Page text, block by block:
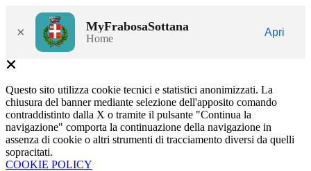
× MyFrabosaSottana
Home
Apri
Questo sito utilizza cookie tecnici e statistici anonimizzati. La
chiusura del banner mediante selezione dell'apposito comando
contraddistinto dalla X o tramite il pulsante "Continua la
navigazione" comporta la continuazione della navigazione in
assenza di cookie o altri strumenti di tracciamento diversi da quelli
sopracitati.
COOKIE POLICY